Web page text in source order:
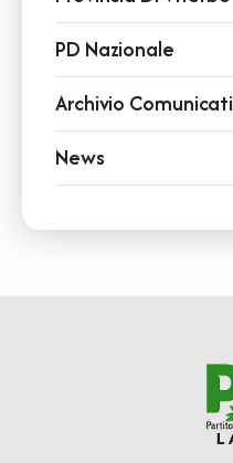
PD Nazionale
Archivio Comunicati
News